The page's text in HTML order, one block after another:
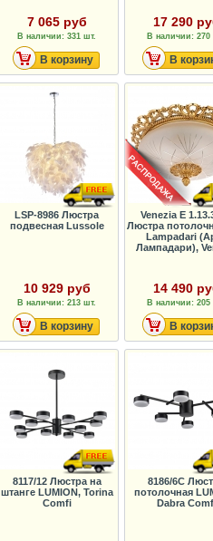
7 065 руб
В наличии: 331 шт.
В корзину
17 290
В наличии: 270
В
LSP-8986 Люстра
подвесная Lussole
10 929 руб
В наличии: 213 шт.
В корзину
Venezia E
Люстра
Lampadari
Лампадари),
14 490
В наличии: 205
В
8117/12 Люстра на
штанге LUMION, Torina
Comfi
8186/6C
потолочная
Dabra